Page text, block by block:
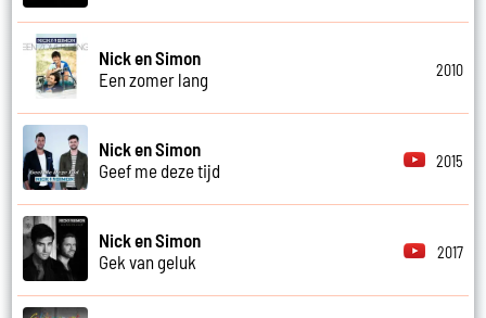
Nick en Simon
Een zomer lang
2010
Nick en Simon
Geef me deze tijd
2015
Nick en Simon
Gek van geluk
2017